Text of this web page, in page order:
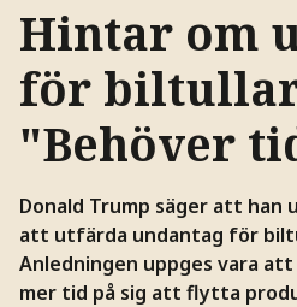
Hintar om
för
"Behöver
Donald Trump säger att han
att utfärda undantag för
Anledningen uppges vara
mer tid på sig att flytta